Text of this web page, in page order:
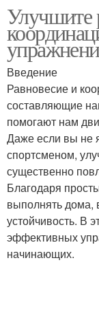
Улучшите
Введение
Равновесие и
составляющие
помогают нам
Даже если вы не
спортсменом,
существенно
Благодаря
выполнять дома,
устойчивость. В
эффективных
начинающих.